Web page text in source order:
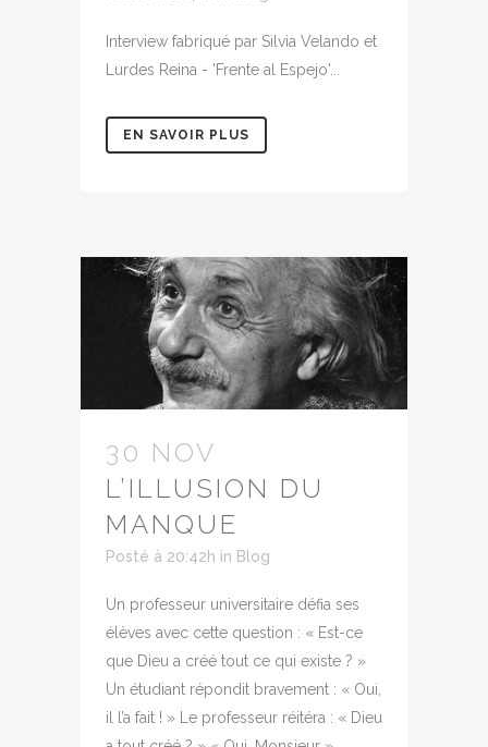
Interview fabriqué par Silvia Velando et
Lurdes Reina - 'Frente al Espejo'...
EN SAVOIR PLUS
30 NOV
L’ILLUSION DU
MANQUE
Posté à 20:42h in Blog
Un professeur universitaire défia ses
élèves avec cette question : « Est-ce
que Dieu a créé tout ce qui existe ? »
Un étudiant répondit bravement : « Oui,
il l’a fait ! » Le professeur réitéra : « Dieu